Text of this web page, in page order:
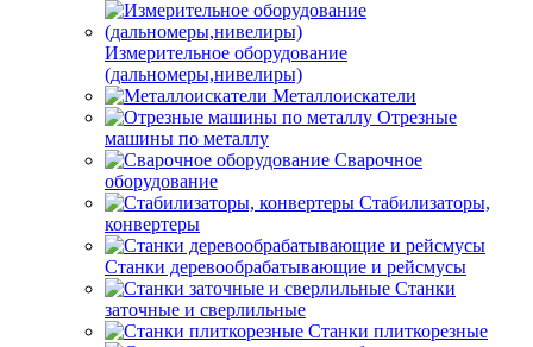
Измерительное оборудование
(дальномеры,нивелиры)
Металлоискатели
Отрезные
машины по металлу
Сварочное
оборудование
Стабилизаторы,
конвертеры
Станки деревообрабатывающие и рейсмусы
Станки
заточные и сверлильные
Станки плиткорезные